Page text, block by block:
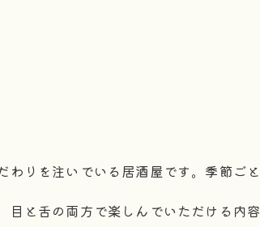
りを注いでいる居酒屋です。季節ごと
目と舌の両方で楽しんでいただける内容